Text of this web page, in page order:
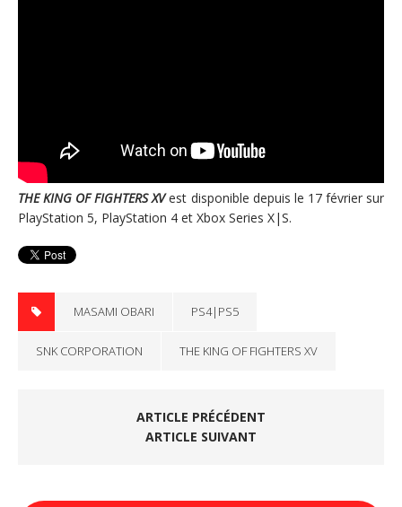
THE KING OF FIGHTERS XVest disponible depuis le 17 février sur
PlayStation 5, PlayStation 4 et Xbox Series X|S.
MASAMI OBARI PS4|PS5
SNK CORPORATION THE KING OF FIGHTERS XV
ARTICLE PRÉCÉDENT
ARTICLE SUIVANT